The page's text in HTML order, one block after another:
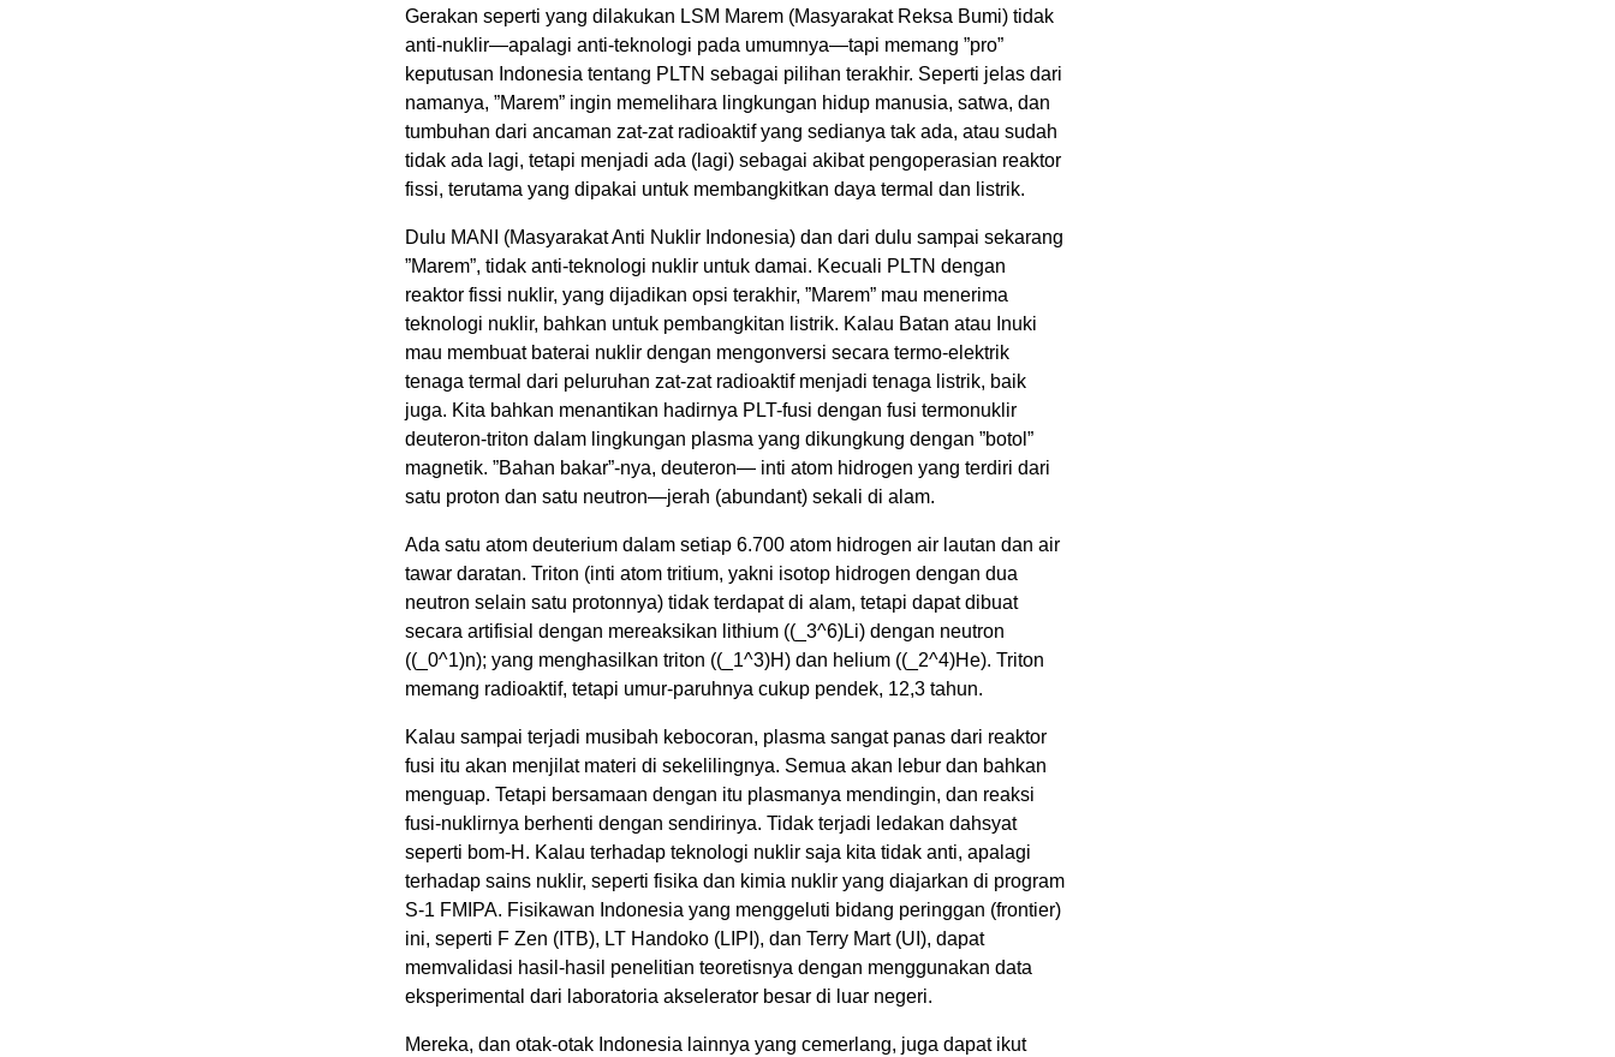
Gerakan seperti yang dilakukan LSM Marem (Masyarakat Reksa Bumi) tidak
anti-nuklir—apalagi anti-teknologi pada umumnya—tapi memang ”pro”
keputusan Indonesia tentang PLTN sebagai pilihan terakhir. Seperti jelas dari
namanya, ”Marem” ingin memelihara lingkungan hidup manusia, satwa, dan
tumbuhan dari ancaman zat-zat radioaktif yang sedianya tak ada, atau sudah
tidak ada lagi, tetapi menjadi ada (lagi) sebagai akibat pengoperasian reaktor
fissi, terutama yang dipakai untuk membangkitkan daya termal dan listrik.
Dulu MANI (Masyarakat Anti Nuklir Indonesia) dan dari dulu sampai sekarang
”Marem”, tidak anti-teknologi nuklir untuk damai. Kecuali PLTN dengan
reaktor fissi nuklir, yang dijadikan opsi terakhir, ”Marem” mau menerima
teknologi nuklir, bahkan untuk pembangkitan listrik. Kalau Batan atau Inuki
mau membuat baterai nuklir dengan mengonversi secara termo-elektrik
tenaga termal dari peluruhan zat-zat radioaktif menjadi tenaga listrik, baik
juga. Kita bahkan menantikan hadirnya PLT-fusi dengan fusi termonuklir
deuteron-triton dalam lingkungan plasma yang dikungkung dengan ”botol”
magnetik. ”Bahan bakar”-nya, deuteron— inti atom hidrogen yang terdiri dari
satu proton dan satu neutron—jerah (abundant) sekali di alam.
Ada satu atom deuterium dalam setiap 6.700 atom hidrogen air lautan dan air
tawar daratan. Triton (inti atom tritium, yakni isotop hidrogen dengan dua
neutron selain satu protonnya) tidak terdapat di alam, tetapi dapat dibuat
secara artifisial dengan mereaksikan lithium ((_3^6)Li) dengan neutron
((_0^1)n); yang menghasilkan triton ((_1^3)H) dan helium ((_2^4)He). Triton
memang radioaktif, tetapi umur-paruhnya cukup pendek, 12,3 tahun.
Kalau sampai terjadi musibah kebocoran, plasma sangat panas dari reaktor
fusi itu akan menjilat materi di sekelilingnya. Semua akan lebur dan bahkan
menguap. Tetapi bersamaan dengan itu plasmanya mendingin, dan reaksi
fusi-nuklirnya berhenti dengan sendirinya. Tidak terjadi ledakan dahsyat
seperti bom-H. Kalau terhadap teknologi nuklir saja kita tidak anti, apalagi
terhadap sains nuklir, seperti fisika dan kimia nuklir yang diajarkan di program
S-1 FMIPA. Fisikawan Indonesia yang menggeluti bidang peringgan (frontier)
ini, seperti F Zen (ITB), LT Handoko (LIPI), dan Terry Mart (UI), dapat
memvalidasi hasil-hasil penelitian teoretisnya dengan menggunakan data
eksperimental dari laboratoria akselerator besar di luar negeri.
Mereka, dan otak-otak Indonesia lainnya yang cemerlang, juga dapat ikut